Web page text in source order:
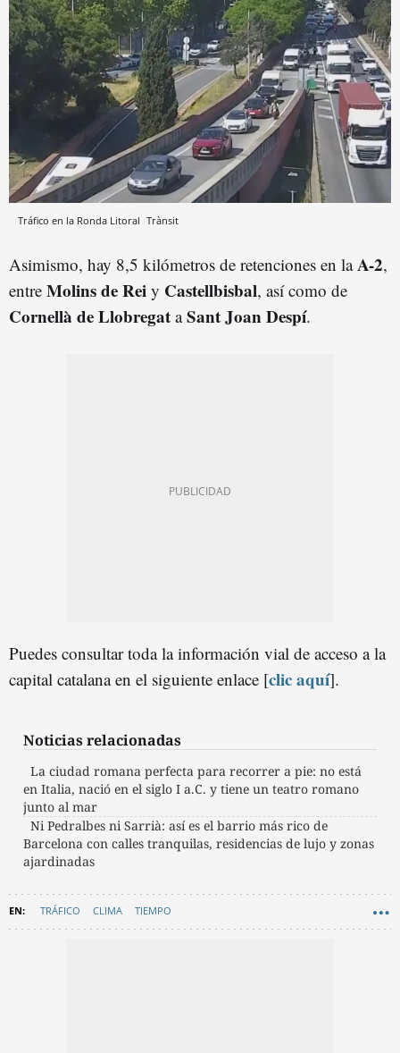
Tráfico en la Ronda Litoral Trànsit
Asimismo, hay 8,5 kilómetros de retenciones en laA-2,
entre Molins de Rei y Castellbisbal, así como de
Cornellà de Llobregat aSant Joan Despí.
Puedes consultar toda la información vial de acceso a la
capital catalana en el siguiente enlace [clic aquí].
Noticias relacionadas
La ciudad romana perfecta para recorrer a pie: no está
en Italia, nació en el siglo I a.C. y tiene un teatro romano
junto al mar
Ni Pedralbes ni Sarrià: así es el barrio más rico de
Barcelona con calles tranquilas, residencias de lujo y zonas
ajardinadas
TRÁFICO CLIMA TIEMPO